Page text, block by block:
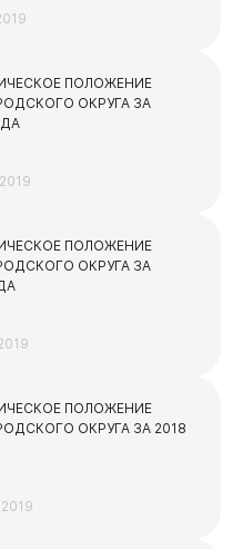
ПОЛОЖЕНИЕ
ОКРУГА ЗА
ПОЛОЖЕНИЕ
ОКРУГА ЗА
ПОЛОЖЕНИЕ
ОКРУГА ЗА 2018